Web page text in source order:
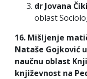
dr Jovana
oblast
16. Mišljenje
Nataše Gojković
naučnu oblast
književnost na